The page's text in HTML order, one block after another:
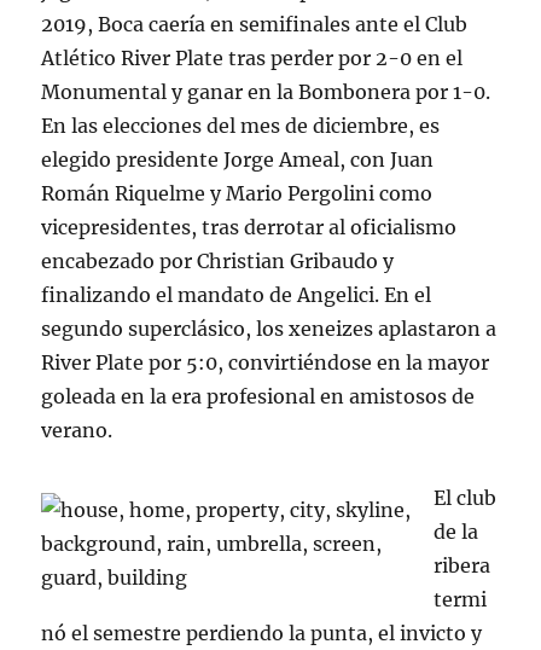
2019, Boca caería en semifinales ante el Club
Atlético River Plate tras perder por 2-0 en el
Monumental y ganar en la Bombonera por 1-0.
En las elecciones del mes de diciembre, es
elegido presidente Jorge Ameal, con Juan
Román Riquelme y Mario Pergolini como
vicepresidentes, tras derrotar al oficialismo
encabezado por Christian Gribaudo y
finalizando el mandato de Angelici. En el
segundo superclásico, los xeneizes aplastaron a
River Plate por 5:0, convirtiéndose en la mayor
goleada en la era profesional en amistosos de
verano.
El club
de la
ribera
termi
nó el semestre perdiendo la punta, el invicto y